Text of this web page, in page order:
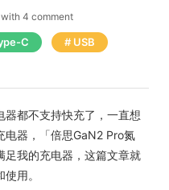
with 4 comment
C
USB
器都不支持快充了，一直想
电器，「倍思GaN2 Pro氮
足我的充电器，这篇文章就
用。